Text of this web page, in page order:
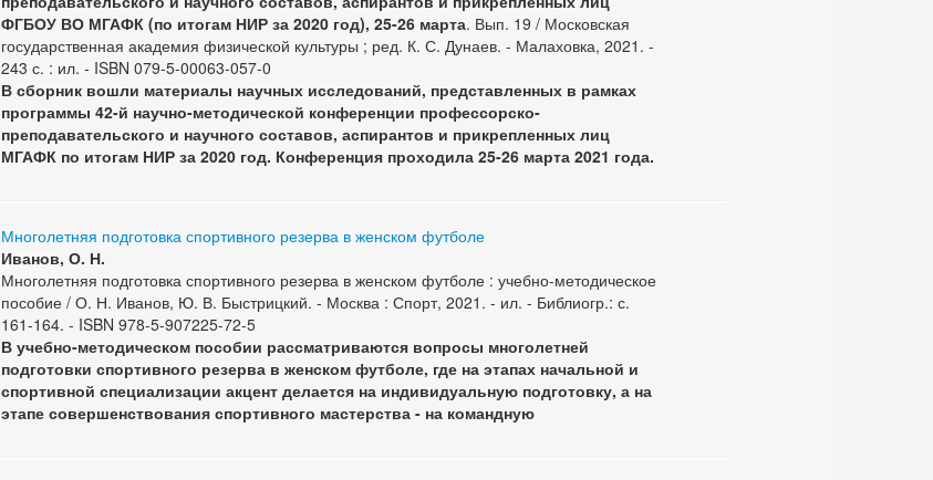
ФГБОУ ВО МГАФК (по итогам НИР за 2020 год), 25-26 марта. Вып. 19 / Московская
государственная академия физической культуры ; ред. К. С. Дунаев. - Малаховка, 2021. -
243 с. : ил. - ISBN 079-5-00063-057-0
В сборник вошли материалы научных исследований, представленных в рамках
программы 42-й научно-методической конференции профессорско-
преподавательского и научного составов, аспирантов и прикрепленных лиц
МГАФК по итогам НИР за 2020 год. Конференция проходила 25-26 марта 2021 года.
Многолетняя подготовка спортивного резерва в женском футболе
Иванов, О. Н.
Многолетняя подготовка спортивного резерва в женском футболе : учебно-методическое
пособие / О. Н. Иванов, Ю. В. Быстрицкий. - Москва : Спорт, 2021. - ил. - Библиогр.: с.
161-164. - ISBN 978-5-907225-72-5
В учебно-методическом пособии рассматриваются вопросы многолетней
подготовки спортивного резерва в женском футболе, где на этапах начальной и
спортивной специализации акцент делается на индивидуальную подготовку, а на
этапе совершенствования спортивного мастерства - на командную